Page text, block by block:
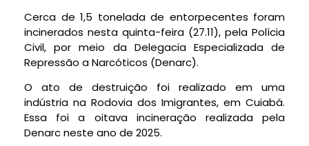
Cerca de 1,5 tonelada de entorpecentes foram
incinerados nesta quinta-feira (27.11), pela Polícia
Civil, por meio da Delegacia Especializada de
Repressão a Narcóticos (Denarc).
O ato de destruição foi realizado em uma
indústria na Rodovia dos Imigrantes, em Cuiabá.
Essa foi a oitava incineração realizada pela
Denarc neste ano de 2025.